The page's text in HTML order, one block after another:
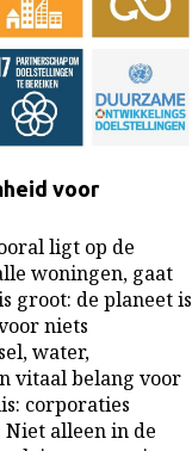
voor
ligt op de
woningen, gaat
groot: de planeet is
niets
water,
vitaal belang voor
corporaties
alleen in de